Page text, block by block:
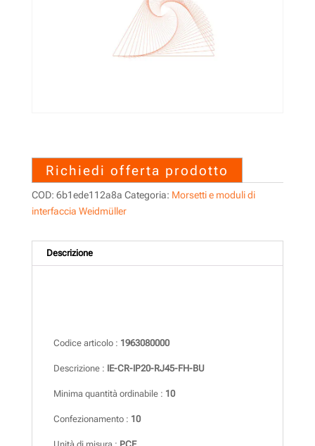
Richiedi offerta prodotto
COD: 6b1ede112a8a Categoria: Morsetti e moduli di
interfaccia Weidmüller
Descrizione
Codice articolo : 1963080000
Descrizione : IE-CR-IP20-RJ45-FH-BU
Minima quantità ordinabile : 10
Confezionamento : 10